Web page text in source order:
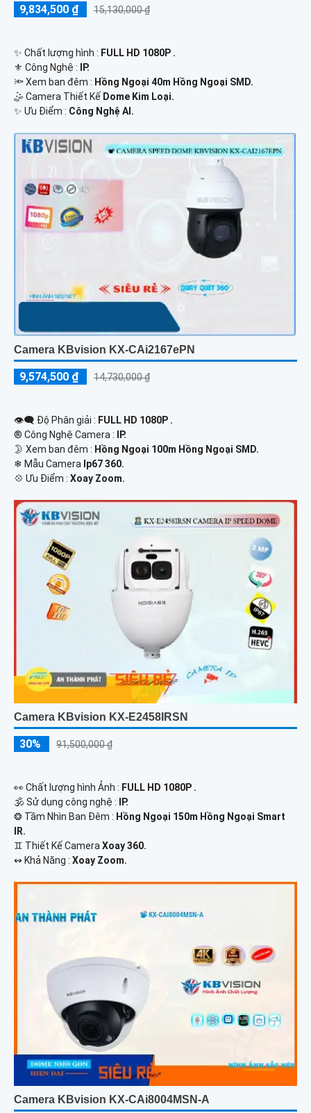
9,834,500 ₫ 15,130,000 ₫
✨ Chất lượng hình : FULL HD 1080P .
⚜️ Công Nghệ :
IP.
🔦 Xem ban đêm : Hồng Ngoại 40m Hồng Ngoại SMD.
🤹 Camera Thiết Kế Dome Kim Loại.
️✨ Ưu Điểm : Công Nghệ AI.
Camera KBvision KX-CAi2167ePN
9,574,500 ₫ 14,730,000 ₫
👁️‍🗨 Độ Phân giải : FULL HD 1080P .
®️ Công Nghệ Camera : IP.
🌛 Xem ban đêm : Hồng Ngoại 100m Hồng Ngoại SMD.
❄ Mẫu Camera Ip67 360.
️💠 Ưu Điểm : Xoay Zoom.
Camera KBvision KX-E2458IRSN
30% 91,500,000 ₫
️👀 Chất lượng hình Ảnh : FULL HD 1080P .
🕉️ Sử dụng công nghệ :
IP.
❂ Tầm Nhìn Ban Đêm : Hồng Ngoại 150m Hồng Ngoại Smart
IR.
♊ Thiết Kế CameraXoay 360.
️↭ Khả Năng : Xoay Zoom.
Camera KBvision KX-CAi8004MSN-A